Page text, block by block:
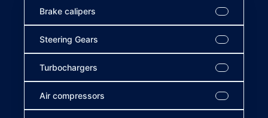
Brake calipers
Steering Gears
Turbochargers
Air compressors